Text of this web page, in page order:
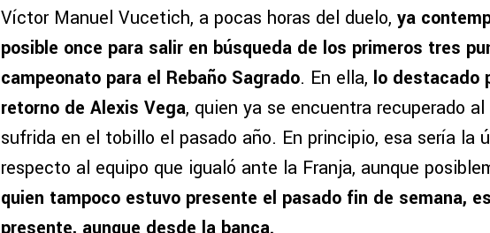
Víctor Manuel Vucetich, a pocas horas del duelo, ya
posible once para salir en búsqueda de los primeros tres
campeonato para el Rebaño Sagrado. En ella, lo destacado
retorno de Alexis Vega, quien ya se encuentra recuperado
sufrida en el tobillo el pasado año. En principio, esa sería la
respecto al equipo que igualó ante la Franja, aunque
quien tampoco estuvo presente el pasado fin de semana,